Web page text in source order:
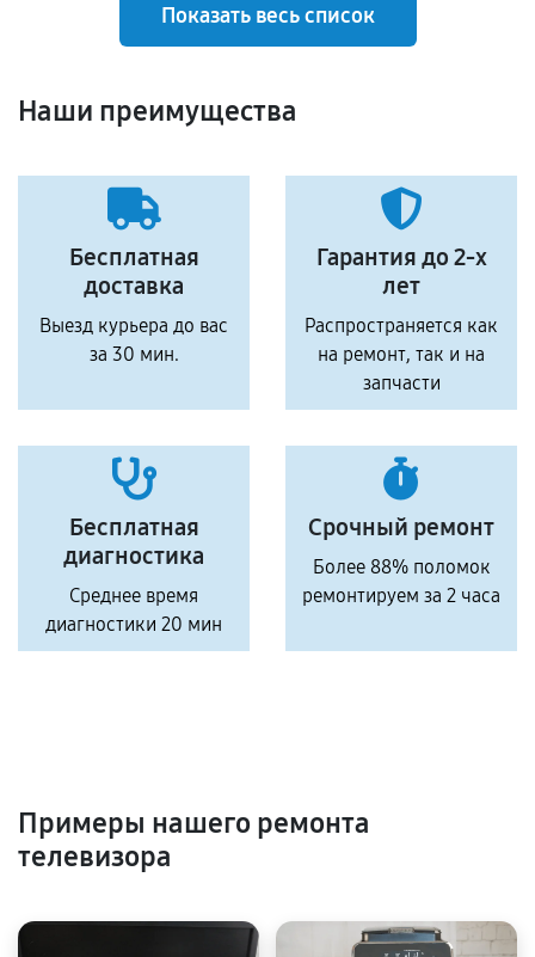
Показать весь список
Наши преимущества
Бесплатная
доставка
Выезд курьера до вас
за 30 мин.
Гарантия до 2-х
лет
Распространяется как
на ремонт, так и на
запчасти
Бесплатная
диагностика
Среднее время
диагностики 20 мин
Срочный ремонт
Более 88% поломок
ремонтируем за 2 часа
Примеры нашего ремонта
телевизора